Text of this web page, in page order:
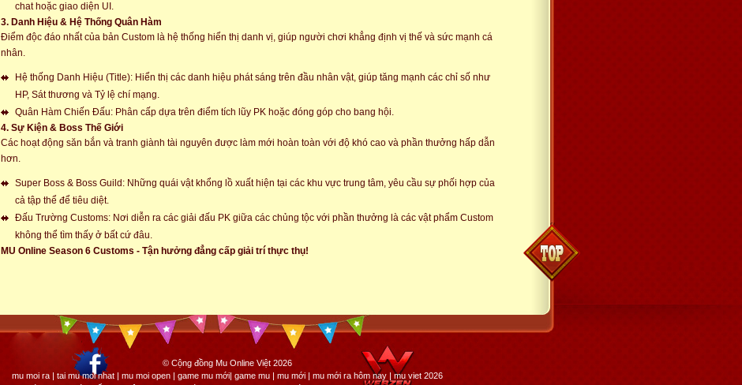
chat hoặc giao diện UI.
3. Danh Hiệu & Hệ Thống Quân Hàm
Điểm độc đáo nhất của bản Custom là hệ thống hiển thị danh vị, giúp người chơi khẳng định vị thế và sức mạnh cá
nhân.
Hệ thống Danh Hiệu (Title): Hiển thị các danh hiệu phát sáng trên đầu nhân vật, giúp tăng mạnh các chỉ số như
HP, Sát thương và Tỷ lệ chí mạng.
Quân Hàm Chiến Đấu: Phân cấp dựa trên điểm tích lũy PK hoặc đóng góp cho bang hội.
4. Sự Kiện & Boss Thế Giới
Các hoạt động săn bắn và tranh giành tài nguyên được làm mới hoàn toàn với độ khó cao và phần thưởng hấp dẫn
hơn.
Super Boss & Boss Guild: Những quái vật khổng lồ xuất hiện tại các khu vực trung tâm, yêu cầu sự phối hợp của
cả tập thể để tiêu diệt.
Đấu Trường Customs: Nơi diễn ra các giải đấu PK giữa các chủng tộc với phần thưởng là các vật phẩm Custom
không thể tìm thấy ở bất cứ đâu.
MU Online Season 6 Customs - Tận hưởng đẳng cấp giải trí thực thụ!
© Cộng đồng Mu Online Việt 2026
mu moi ra | tai mu moi nhat | mu moi open | game mu mới| game mu | mu mới | mu mới ra hôm nay | mu viet 2026